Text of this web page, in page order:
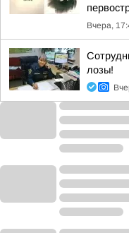
Вчера,
лозы!